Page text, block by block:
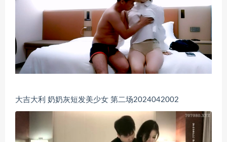
大吉大利 奶奶灰短发美少女 第二场2024042002